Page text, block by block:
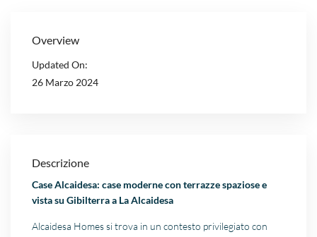
Overview
Updated On:
26 Marzo 2024
Descrizione
Case Alcaidesa: case moderne con terrazze spaziose e
vista su Gibilterraa La Alcaidesa
Alcaidesa Homes si trova in un contesto privilegiato con